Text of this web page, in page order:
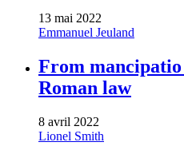
13 mai 2022
Emmanuel Jeuland
From
Roman law
8 avril 2022
Lionel Smith